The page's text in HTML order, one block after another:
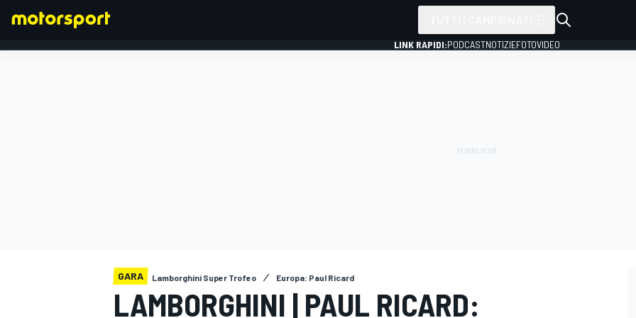
LINK RAPIDI:PODCASTNOTIZIEFOTOVIDEO
GARA Lamborghini Super Trofeo Europa: Paul Ricard
LAMBORGHINI | PAUL RICARD: